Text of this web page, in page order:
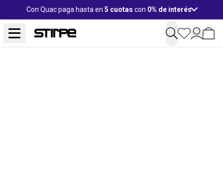
Con Quac paga hasta en 5 cuotas con 0% de interés